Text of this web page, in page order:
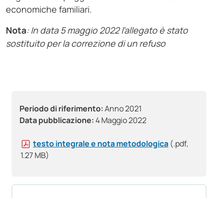
Periodo di riferimento:Anno 2021
Data pubblicazione:4 Maggio 2022
testo integrale e nota metodologica (.pdf,
1.27 MB)
economiche familiari.
Nota: In data 5 maggio 2022 l’allegato è stato
sostituito per la correzione di un refuso